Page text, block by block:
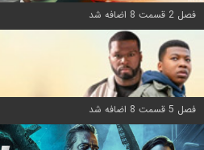
فصل 2 قسمت 8 اضافه شد
فصل 5 قسمت 8 اضافه شد